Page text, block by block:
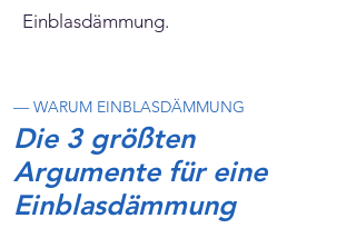
Einblasdämmung.
— WARUM EINBLASDÄMMUNG
Die 3 größten
Argumente für eine
Einblasdämmung